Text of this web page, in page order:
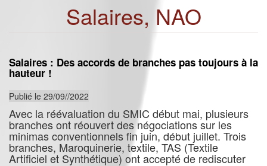
Salaires, NAO
Salaires : Des accords de branches pas toujours à la
hauteur !
Publié le 29/09//2022
Avec la réévaluation du SMIC début mai, plusieurs
branches ont réouvert des négociations sur les
minimas conventionnels fin juin, début juillet. Trois
branches, Maroquinerie, textile, TAS (Textile
Artificiel et Synthétique) ont accepté de rediscuter